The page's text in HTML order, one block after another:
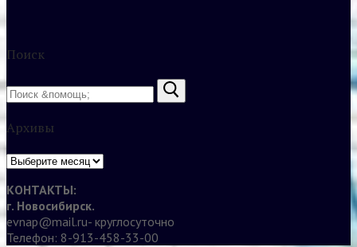
Поиск
Найти:
Архивы
Архивы
КОНТАКТЫ:
г. Новосибирск.
evnap@mail.ru- круглосуточно
Телефон: 8-913-458-33-00